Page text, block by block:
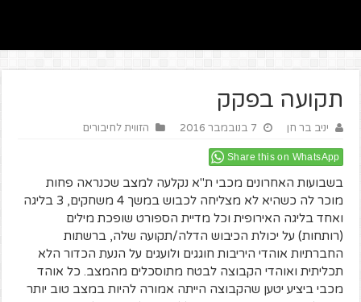
תקועה בפקק
יניב בר חן 7 בנובמבר 2016 הזווית לחיבורים
Share this on WhatsApp
בשבועות האחרונים מכבי ת"א נקלעה למצב שכנראה פחות
מוכר לה כשהיא לא מצליחה לכבוש במשך 4 משחקים, 3 בליגה
ואחד בליגה האירופית וכל מדיית הספורט שופכת מילים
(רותחות) על יכולת הכיבוש הדלה/תקועה שלה, ברשתות
החברתיות אוהדי היריבות חוגגים ולועגים על הנעת הכדור הלא
תכליתית ואוהדי הקבוצה לבטח מתוסכלים מהמצב. כל אוהד
מכבי ביציע יטען שהקבוצה הייתה אמורה להיות במצב טוב יותר